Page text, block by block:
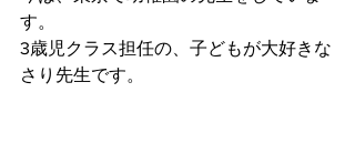
す。
3歳児クラス担任の、子どもが大好きな
さり先生です。